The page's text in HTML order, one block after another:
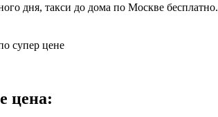
дня, такси до дома по Москве бесплатно.
супер цене
цена: